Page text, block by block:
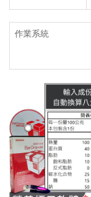
作業系統